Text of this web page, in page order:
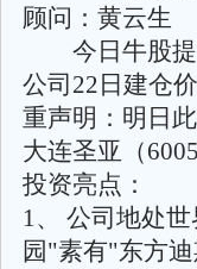
顾问：黄云生
今日牛股提
公司22日建仓
重声明：明日
大连圣亚（
投资亮点：
1、 公司地处
园"素有"东方